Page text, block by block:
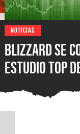
NOTICIAS
Blizzard se
estudio top
compañía
Diablo y